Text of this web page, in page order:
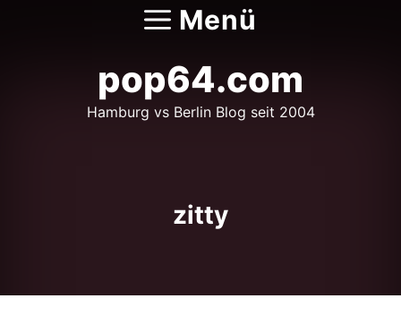
Menü
pop64.com
Hamburg vs Berlin Blog seit 2004
zitty